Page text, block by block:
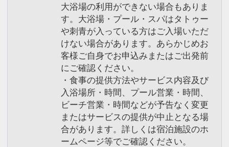
大浴場の利用ができない場合もありま
す。大浴場・プール・スパはタトゥー
や刺青が入っている方はご入場いただ
けない場合があります。あらかじめお
客様ご自身でお申込みまたはご出発前
にご確認ください。
・食事の提供方法やサービス内容及び
入浴場所・時間、プール営業・時間、
ビーチ営業・時間などが予告なく変更
またはサービスの提供が中止となる場
合があります。詳しくは宿泊施設のホ
ームページ等でご確認ください。